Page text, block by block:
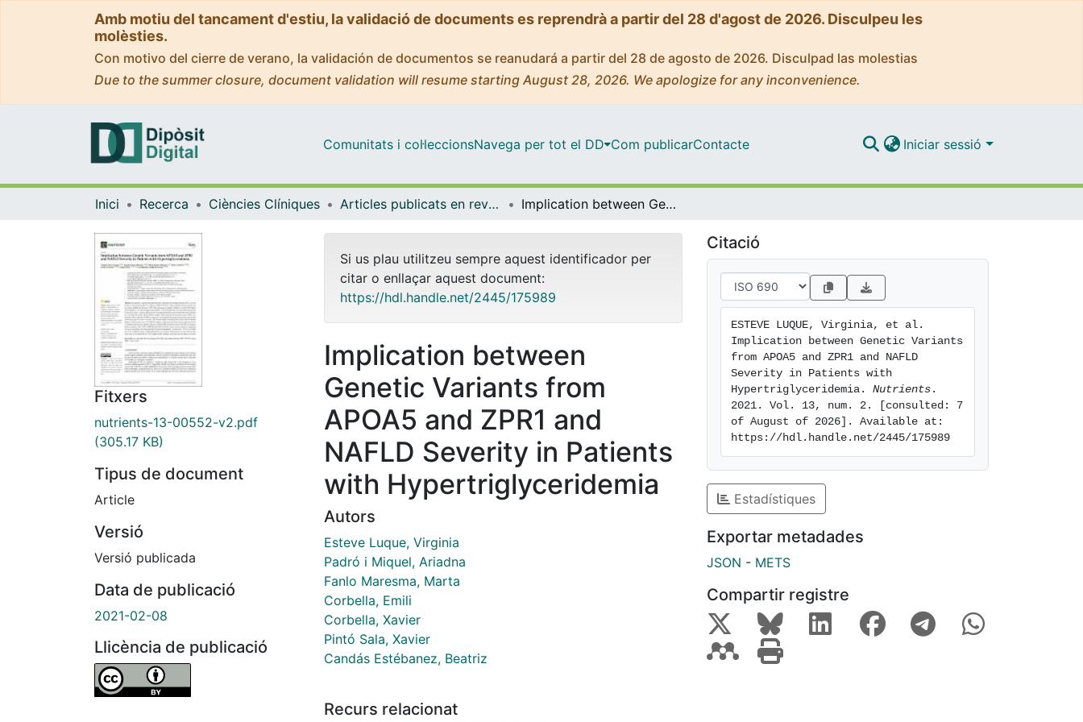
Amb motiu del tancament d'estiu, la validació de documents es reprendrà a partir del 28 d'agost de 2026. Disculpeu les
molèsties.
Con motivo del cierre de verano, la validación de documentos se reanudará a partir del 28 de agosto de 2026. Disculpad las molestias
Due to the summer closure, document validation will resume starting August 28, 2026. We apologize for any inconvenience.
Comunitats i col·leccionsNavega per tot el DD Com publicarContacte Iniciar sessió
Inici Recerca Ciències Clíniques Articles publicats en revistes (Ciències Clíniques) Implication between Genetic Variants from APOA5 and ZPR1 and NAFLD Severity in Patients with Hypertriglyceridemia
Fitxers
nutrients-13-00552-v2.pdf
(305.17 KB)
Tipus de document
Article
Versió
Versió publicada
Data de publicació
2021-02-08
Llicència de publicació
Si us plau utilitzeu sempre aquest identificador per
citar o enllaçar aquest document:
https://hdl.handle.net/2445/175989
Implication between
Genetic Variants from
APOA5 and ZPR1 and
NAFLD Severity in Patients
with Hypertriglyceridemia
Autors
Esteve Luque, Virginia
Padró i Miquel, Ariadna
Fanlo Maresma, Marta
Corbella, Emili
Corbella, Xavier
Pintó Sala, Xavier
Candás Estébanez, Beatriz
Recurs relacionat
Citació
ESTEVE LUQUE, Virginia, et al.
Implication between Genetic Variants
from APOA5 and ZPR1 and NAFLD
Severity in Patients with
Hypertriglyceridemia. Nutrients .
2021. Vol. 13, num. 2. [consulted: 7
of August of 2026]. Available at:
https://hdl.handle.net/2445/175989
Estadístiques
Exportar metadades
JSON - METS
Compartir registre